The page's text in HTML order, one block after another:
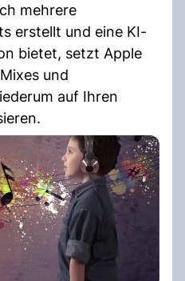
mehrere
erstellt und eine KI-
bietet, setzt Apple
und
auf Ihren